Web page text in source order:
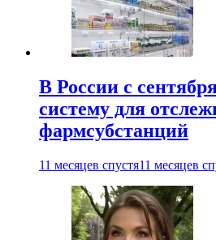
В России с
систему для
фармсубстанций
11 месяцев спустя11 месяцев